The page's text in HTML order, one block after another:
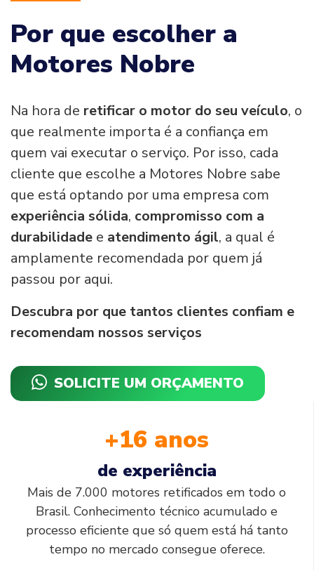
Por que escolher a
Motores Nobre
Na hora de retificar o motor do seu veículo, o
que realmente importa é a confiança em
quem vai executar o serviço. Por isso, cada
cliente que escolhe a Motores Nobre sabe
que está optando por uma empresa com
experiência sólida, compromisso com a
durabilidade e atendimento ágil, a qual é
amplamente recomendada por quem já
passou por aqui.
Descubra por que tantos clientes confiam e
recomendam nossos serviços
SOLICITE UM ORÇAMENTO
+16 anos
de experiência
Mais de 7.000 motores retificados em todo o
Brasil. Conhecimento técnico acumulado e
processo eficiente que só quem está há tanto
tempo no mercado consegue oferece.